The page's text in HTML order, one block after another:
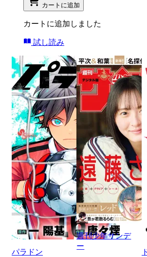
カートに追加
カートに追加しました
試し読み
パラドン
週刊少年サンデ
ー